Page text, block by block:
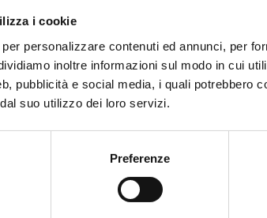
i cookie
personalizzare contenuti ed annunci, per
inoltre informazioni sul modo in cui
pubblicità e social media, i quali potrebbero
suo utilizzo dei loro servizi.
Preferenze
ad altri siti Web che dispongono di una propria
quindi non risponde di questi siti.
i cookie per personalizzare contenuti ed annunci,
modo in cui utilizza il nostro sito con i nostri partner che
ha fornito loro o che hanno raccolto dal suo utilizzo dei
possono essere utilizzati dai siti web per rendere più
i cookie sul suo dispositivo se sono strettamente